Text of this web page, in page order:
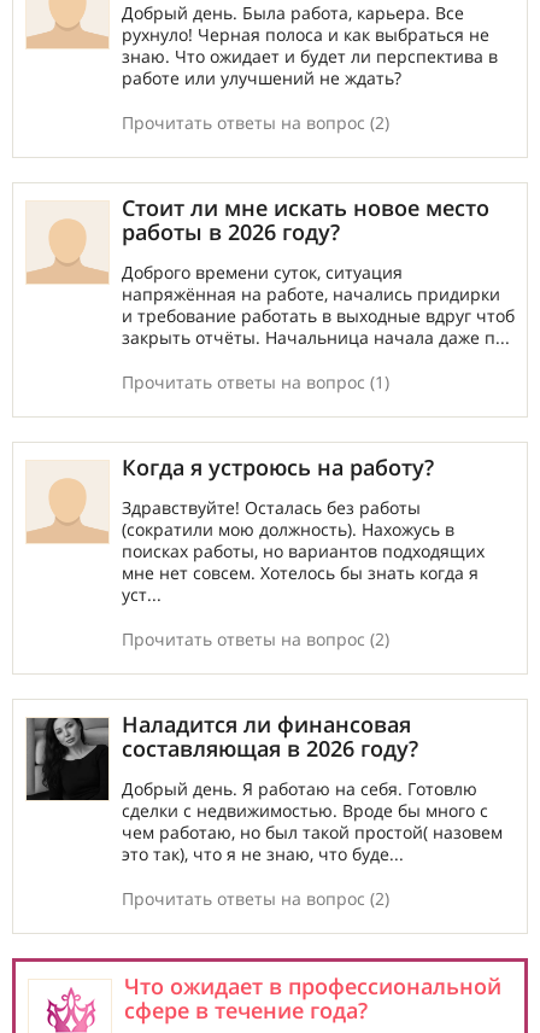
Добрый день. Была работа, карьера. Все
рухнуло! Черная полоса и как выбраться не
знаю. Что ожидает и будет ли перспектива в
работе или улучшений не ждать?
Прочитать ответы на вопрос (2)
Стоит ли мне искать новое место
работы в 2026 году?
Доброго времени суток, ситуация
напряжённая на работе, начались придирки
и требование работать в выходные вдруг чтоб
закрыть отчёты. Начальница начала даже п...
Прочитать ответы на вопрос (1)
Когда я устроюсь на работу?
Здравствуйте! Осталась без работы
(сократили мою должность). Нахожусь в
поисках работы, но вариантов подходящих
мне нет совсем. Хотелось бы знать когда я
уст...
Прочитать ответы на вопрос (2)
Наладится ли финансовая
составляющая в 2026 году?
Добрый день. Я работаю на себя. Готовлю
сделки с недвижимостью. Вроде бы много с
чем работаю, но был такой простой( назовем
это так), что я не знаю, что буде...
Прочитать ответы на вопрос (2)
Что ожидает в профессиональной
сфере в течение года?